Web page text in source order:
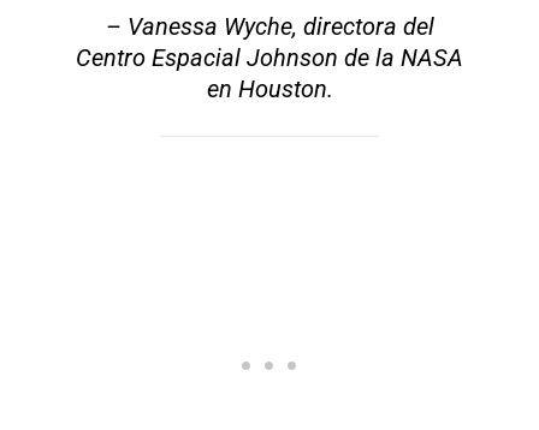
– Vanessa Wyche, directora del
Centro Espacial Johnson de la NASA
en Houston.